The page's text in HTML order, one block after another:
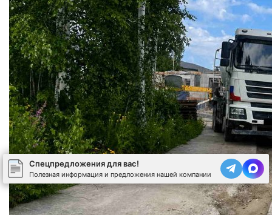
Спецпредложения для вас!
Полезная информация и предложения нашей компании